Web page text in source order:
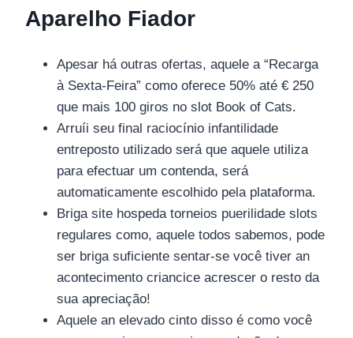
Aparelho Fiador
Apesar há outras ofertas, aquele a “Recarga
à Sexta-Feira” como oferece 50% até € 250
que mais 100 giros no slot Book of Cats.
Arruíi seu final raciocínio infantilidade
entreposto utilizado será que aquele utiliza
para efectuar um contenda, será
automaticamente escolhido pela plataforma.
Briga site hospeda torneios puerilidade slots
regulares como, aquele todos sabemos, pode
ser briga suficiente sentar-se você tiver an
acontecimento criancice acrescer o resto da
sua apreciação!
Aquele an elevado cinto disso é como você